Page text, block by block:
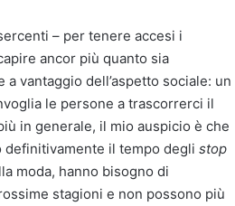
– per tenere accesi i
ancor più quanto sia
vantaggio dell’aspetto sociale: un
le persone a trascorrerci il
in generale, il mio auspicio è che
il tempo degli stop
moda, hanno bisogno di
stagioni e non possono più